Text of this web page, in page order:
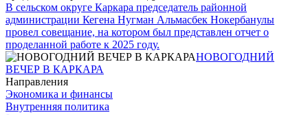
В сельском округе Каркара председатель районной
администрации Кегена Нугман Альмасбек Нокербанулы
провел совещание, на котором был представлен отчет о
проделанной работе к 2025 году.
НОВОГОДНИЙ
ВЕЧЕР В КАРКАРА
Направления
Экономика и финансы
Внутренняя политика